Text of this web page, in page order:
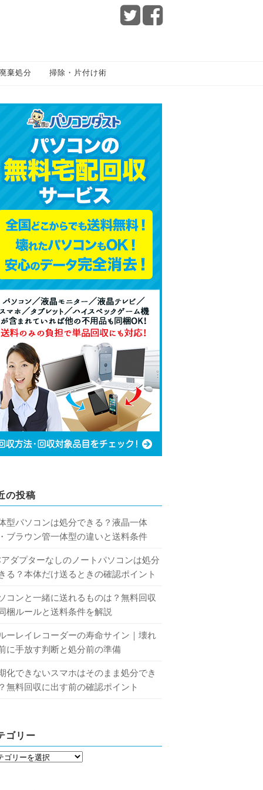
棄処分 掃除・片付け術
の投稿
型パソコンは処分できる？液晶一体
ブラウン管一体型の違いと送料条件
ダプターなしのノートパソコンは処分
る？本体だけ送るときの確認ポイント
コンと一緒に送れるものは？無料回収
梱ルールと送料条件を解説
ーレイレコーダーの寿命サイン｜壊れ
に手放す判断と処分前の準備
化できないスマホはそのまま処分でき
無料回収に出す前の確認ポイント
ゴリー